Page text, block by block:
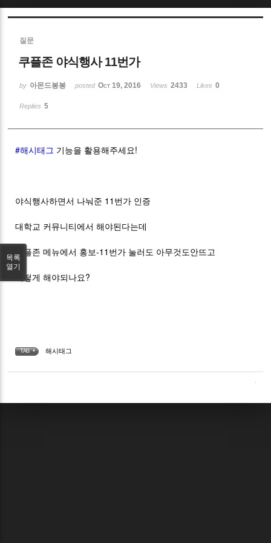
질문
쿠플존 야식행사 11번가
by 아몬드봉봉 posted Oct 19, 2016 Views 2433 Likes 0
Replies 5
#해시태그 기능을 활용해주세요!
야식행사하면서 나눠준 11번가 인증
대학교 커뮤니티에서 해야된다는데
쿠플존 메뉴에서 홍보-11번가 눌러도 아무것도안뜨고
어떻게 해야되나요?
TAG • 해시태그
목록
열기
Sketchbook5, 스케치북5
Sketchbook5, 스케치북5